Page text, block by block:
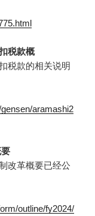
税款概
税款的相关说明
aramashi2
改革概要已经公
outline/fy2024/